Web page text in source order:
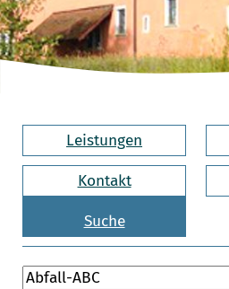
Leistungen
Kontakt
Suche